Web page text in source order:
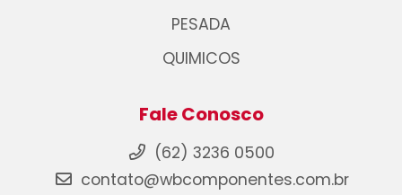
PESADA
QUIMICOS
Fale Conosco
(62) 3236 0500
contato@wbcomponentes.com.br